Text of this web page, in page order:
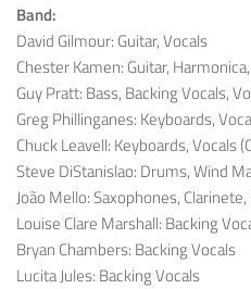
Band:
David Gilmour: Guitar, Vocals
Chester Kamen: Guitar,
Guy Pratt: Bass, Backing Vocals,
Greg Phillinganes: Keyboards,
Chuck Leavell: Keyboards, Vocals
Steve DiStanislao: Drums, Wind
João Mello: Saxophones,
Louise Clare Marshall: Backing
Bryan Chambers: Backing Vocals
Lucita Jules: Backing Vocals